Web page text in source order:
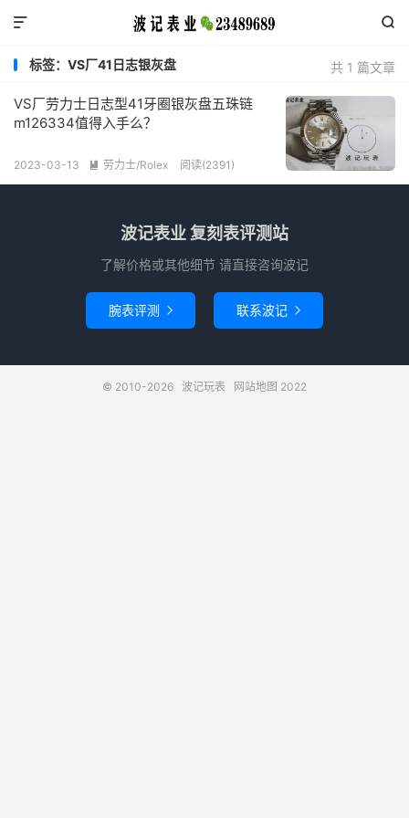


共 1 篇文章
标签：VS厂41日志银灰盘
VS厂劳力士日志型41牙圈银灰盘五珠链
m126334值得入手么？
2023-03-13  劳力士/Rolex 阅读(2391)
波记表业 复刻表评测站
了解价格或其他细节 请直接咨询波记
腕表评测  联系波记 
© 2010-2026 波记玩表 网站地图 2022